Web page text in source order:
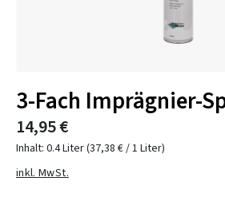
3-Fach Imprägnier-
14,95 €
Inhalt: 0.4 Liter(37,38 € / 1 Liter)
inkl. MwSt.